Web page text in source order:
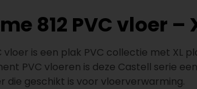
812 PVC vloer
vloer is een plak PVC collectie met XL
PVC vloeren is deze Castell serie
die geschikt is voor vloerverwarming.